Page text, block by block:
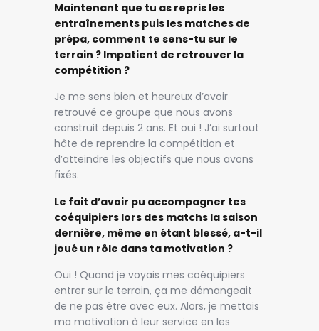
Maintenant que tu as repris les
entraînements puis les matches de
prépa, comment te sens-tu sur le
terrain ? Impatient de retrouver la
compétition ?
Je me sens bien et heureux d’avoir
retrouvé ce groupe que nous avons
construit depuis 2 ans. Et oui ! J’ai surtout
hâte de reprendre la compétition et
d’atteindre les objectifs que nous avons
fixés.
Le fait d’avoir pu accompagner tes
coéquipiers lors des matchs la saison
dernière, même en étant blessé, a-t-il
joué un rôle dans ta motivation ?
Oui ! Quand je voyais mes coéquipiers
entrer sur le terrain, ça me démangeait
de ne pas être avec eux. Alors, je mettais
ma motivation à leur service en les